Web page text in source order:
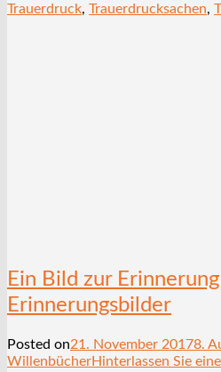
Trauerdruck, Trauerdrucksachen,
Ein Bild zur
Erinnerungsbilder
Posted on21. November 20178.
WillenbücherHinterlassen Sie